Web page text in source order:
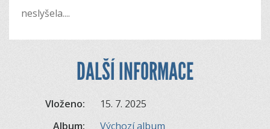
neslyšela....
DALŠÍ INFORMACE
Vloženo:
15. 7. 2025
Album:
Výchozí album